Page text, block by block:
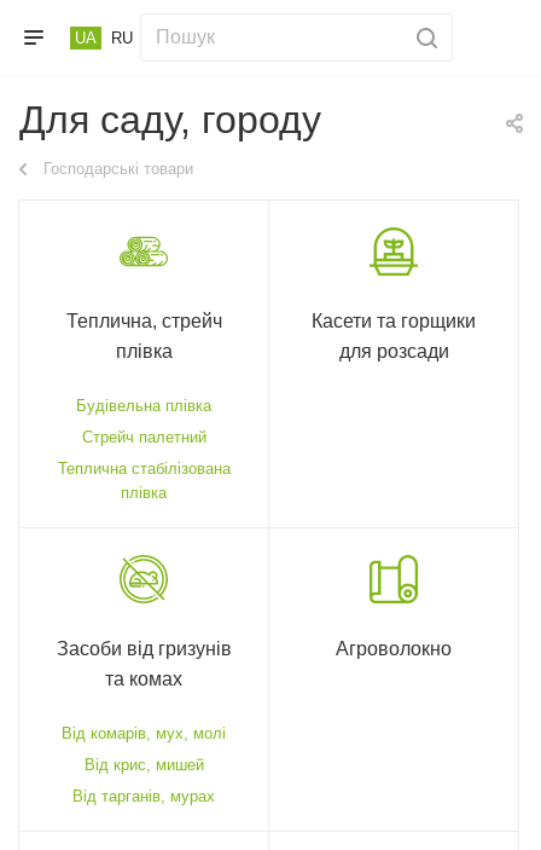
UA RU
Для саду, городу
Господарські товари
Теплична, стрейч
плівка
Будівельна плівка
Стрейч палетний
Теплична стабілізована
плівка
Касети та горщики
для розсади
Засоби від гризунів
та комах
Від комарів, мух, молі
Від крис, мишей
Від тарганів, мурах
Агроволокно